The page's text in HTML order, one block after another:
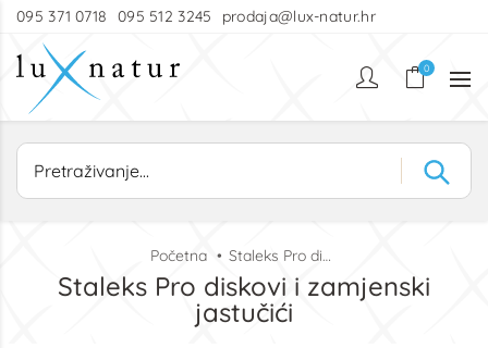
095 371 0718 095 512 3245 prodaja@lux-natur.hr
0
Početna Staleks Pro diskovi i zamjenski jastučići
Staleks Pro diskovi i zamjenski
jastučići